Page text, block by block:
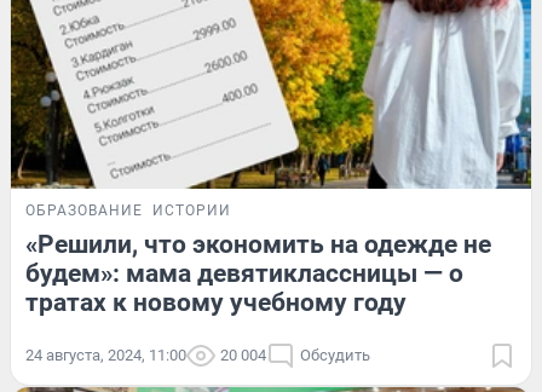
ОБРАЗОВАНИЕ ИСТОРИИ
«Решили, что экономить на одежде не
будем»: мама девятиклассницы — о
тратах к новому учебному году
24 августа, 2024, 11:00 20 004 Обсудить